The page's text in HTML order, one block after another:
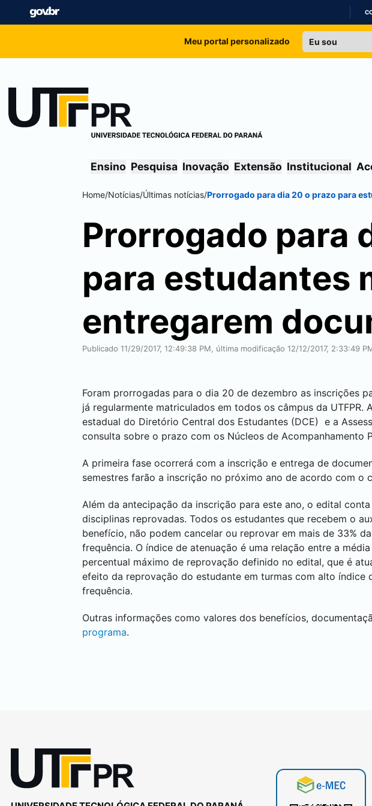
Meu portal personalizado
Ensino Pesquisa Inovação Extensão Institucional
Home/Notícias/Últimas notícias/Prorrogado para dia 20 o prazo para
Prorrogado para
para estudantes
entregarem
Publicado 11/29/2017, 12:49:38 PM, última modificação 12/12/2017, 2:33:49
Foram prorrogadas para o dia 20 de dezembro as inscrições
já regularmente matriculados em todos os câmpus da
estadual do Diretório Central dos Estudantes (DCE) e a
consulta sobre o prazo com os Núcleos de Acompanhamento
A primeira fase ocorrerá com a inscrição e entrega de
semestres farão a inscrição no próximo ano de acordo com o
Além da antecipação da inscrição para este ano, o edital
disciplinas reprovadas. Todos os estudantes que recebem o
benefício, não podem cancelar ou reprovar em mais de 33%
frequência. O índice de atenuação é uma relação entre a
percentual máximo de reprovação definido no edital, que é
efeito da reprovação do estudante em turmas com alto índice
frequência.
Outras informações como valores dos benefícios,
programa.